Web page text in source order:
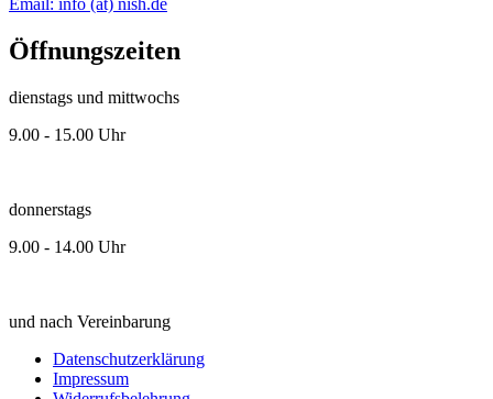
Email: info (at) nish.de
Öffnungszeiten
dienstags und mittwochs
9.00 - 15.00 Uhr
donnerstags
9.00 - 14.00 Uhr
und nach Vereinbarung
Datenschutzerklärung
Impressum